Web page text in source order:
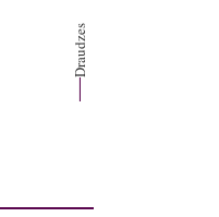
Draudzes